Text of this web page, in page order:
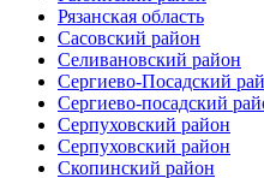
Рязанская область
Сасовский район
Селивановский район
Сергиево-Посадский
Сергиево-посадский
Серпуховский район
Серпуховский район
Скопинский район